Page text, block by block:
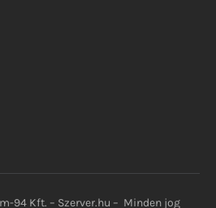
94 Kft. – Szerver.hu – Minden jog